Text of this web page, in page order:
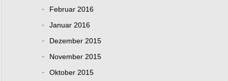
Februar 2016
Januar 2016
Dezember 2015
November 2015
Oktober 2015